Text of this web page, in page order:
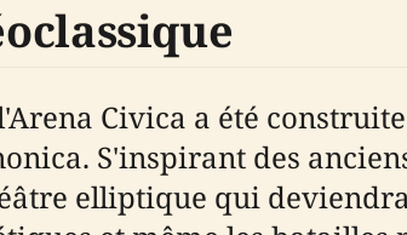
Civica a été
S'inspirant des
elliptique qui